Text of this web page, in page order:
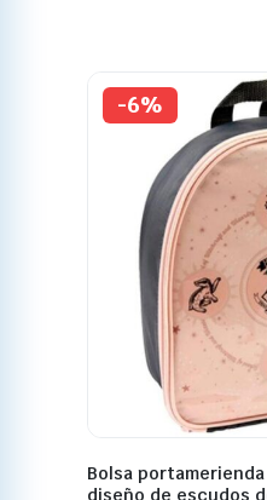
-6%
Bolsa
diseño de escudos